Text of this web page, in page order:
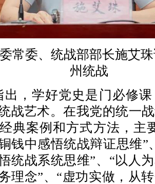
常委、统战部部长施艾
州统战
出，学好党史是门必修
战艺术。在我党的统一
典案例和方式方法，主
钱中感悟统战辩证思维”
统战系统思维”、“以人
理念”、“虚功实做，从